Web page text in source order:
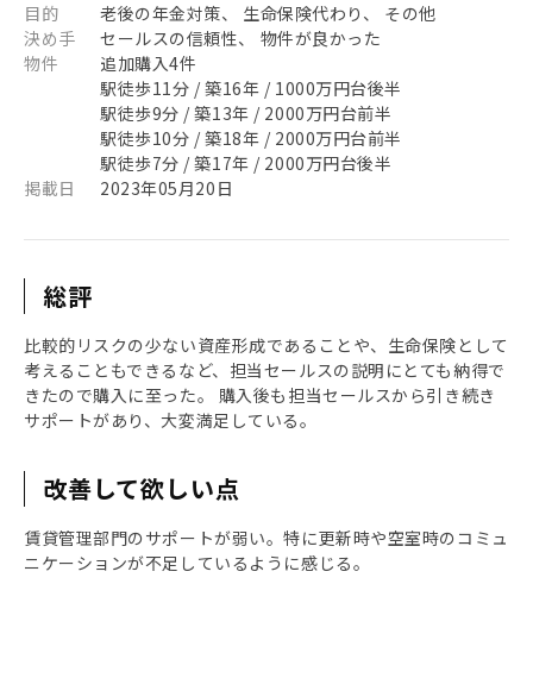
目的
老後の年金対策、 生命保険代わり、 その他
決め手
セールスの信頼性、 物件が良かった
物件
追加購入4件
駅徒歩11分 / 築16年 / 1000万円台後半
駅徒歩9分 / 築13年 / 2000万円台前半
駅徒歩10分 / 築18年 / 2000万円台前半
駅徒歩7分 / 築17年 / 2000万円台後半
掲載日
2023年05月20日
総評
比較的リスクの少ない資産形成であることや、生命保険として
考えることもできるなど、担当セールスの説明にとても納得で
きたので購入に至った。 購入後も担当セールスから引き続き
サポートがあり、大変満足している。
改善して欲しい点
賃貸管理部門のサポートが弱い。特に更新時や空室時のコミュ
ニケーションが不足しているように感じる。